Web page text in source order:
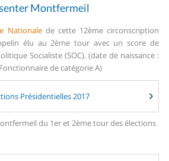
Montfermeil
Nationalede cette 12ème circonscription
élu au 2ème tour avec un score de
Socialiste (SOC). (date de naissance :
de catégorie A)
Présidentielles 2017
du 1er et 2ème tour des élections